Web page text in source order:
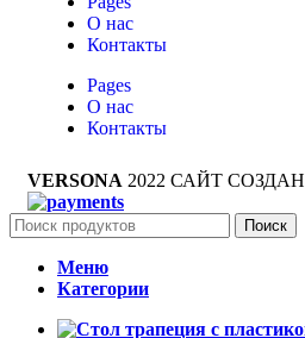
О нас
Контакты
Pages
О нас
Контакты
VERSONA 2022 САЙТ СОЗДАН
Поиск
Меню
Категории